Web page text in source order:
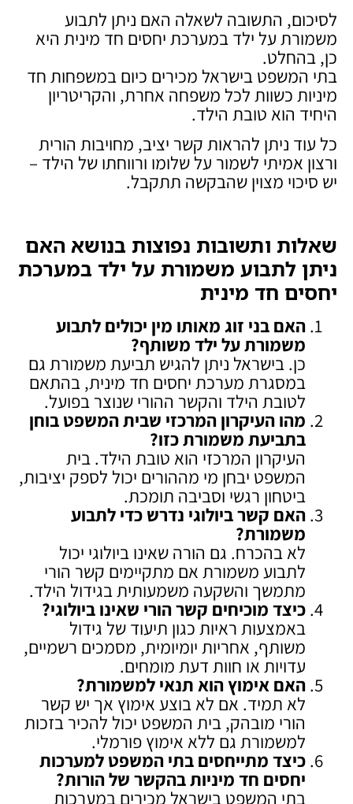
לסיכום, התשובה לשאלה האם ניתן לתבוע
משמורת על ילד במערכת יחסים חד מינית היא
כן, בהחלט.
בתי המשפט בישראל מכירים כיום במשפחות חד
מיניות כשוות לכל משפחה אחרת, והקריטריון
היחיד הוא טובת הילד.
כל עוד ניתן להראות קשר יציב, מחויבות הורית
ורצון אמיתי לשמור על שלומו ורווחתו של הילד –
יש סיכוי מצוין שהבקשה תתקבל.
שאלות ותשובות נפוצות בנושא האם
ניתן לתבוע משמורת על ילד במערכת
יחסים חד מינית
האם בני זוג מאותו מין יכולים לתבוע
משמורת על ילד משותף?
כן. בישראל ניתן להגיש תביעת משמורת גם
במסגרת מערכת יחסים חד מינית, בהתאם
לטובת הילד והקשר ההורי שנוצר בפועל.
מהו העיקרון המרכזי שבית המשפט בוחן
בתביעת משמורת כזו?
העיקרון המרכזי הוא טובת הילד. בית
המשפט יבחן מי מההורים יכול לספק יציבות,
ביטחון רגשי וסביבה תומכת.
האם קשר ביולוגי נדרש כדי לתבוע
משמורת?
לא בהכרח. גם הורה שאינו ביולוגי יכול
לתבוע משמורת אם מתקיימים קשר הורי
מתמשך והשקעה משמעותית בגידול הילד.
כיצד מוכיחים קשר הורי שאינו ביולוגי?
באמצעות ראיות כגון תיעוד של גידול
משותף, אחריות יומיומית, מסמכים רשמיים,
עדויות או חוות דעת מומחים.
האם אימוץ הוא תנאי למשמורת?
לא תמיד. אם לא בוצע אימוץ אך יש קשר
הורי מובהק, בית המשפט יכול להכיר בזכות
למשמורת גם ללא אימוץ פורמלי.
כיצד מתייחסים בתי המשפט למערכות
יחסים חד מיניות בהקשר של הורות?
בתי המשפט בישראל מכירים במערכות